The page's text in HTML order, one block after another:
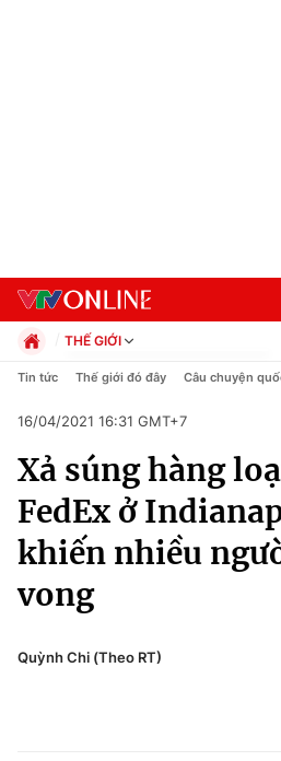
Chuyên mục
Chính trị
Xã hội
THẾ GIỚI
Chính trị
Pháp luật
Kinh tế
Thể thao
Truyền hình
Văn hóa - Giải trí
Đời sống
Giáo dục
Tin tức Thế giới đó đây Câu chuyện
16/04/2021 16:31 GMT+7
Xả súng hàng
FedEx ở
khiến nhiều
vong
Quỳnh Chi (Theo RT)